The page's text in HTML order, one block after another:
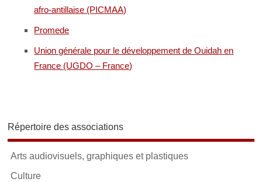
afro-antillaise (PICMAA)
Promede
Union générale pour le développement de Ouidah en
France (UGDO – France)
Répertoire des associations
Arts audiovisuels, graphiques et plastiques
Culture